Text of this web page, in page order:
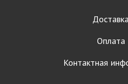
Доставка
Оплата
Контактная